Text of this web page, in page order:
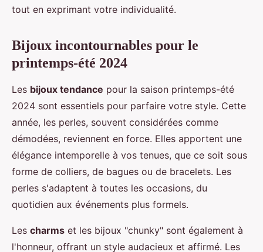
tout en exprimant votre individualité.
Bijoux incontournables pour le
printemps-été 2024
Les bijoux tendance pour la saison printemps-été
2024 sont essentiels pour parfaire votre style. Cette
année, les perles, souvent considérées comme
démodées, reviennent en force. Elles apportent une
élégance intemporelle à vos tenues, que ce soit sous
forme de colliers, de bagues ou de bracelets. Les
perles s'adaptent à toutes les occasions, du
quotidien aux événements plus formels.
Les charms et les bijoux "chunky" sont également à
l'honneur, offrant un style audacieux et affirmé. Les